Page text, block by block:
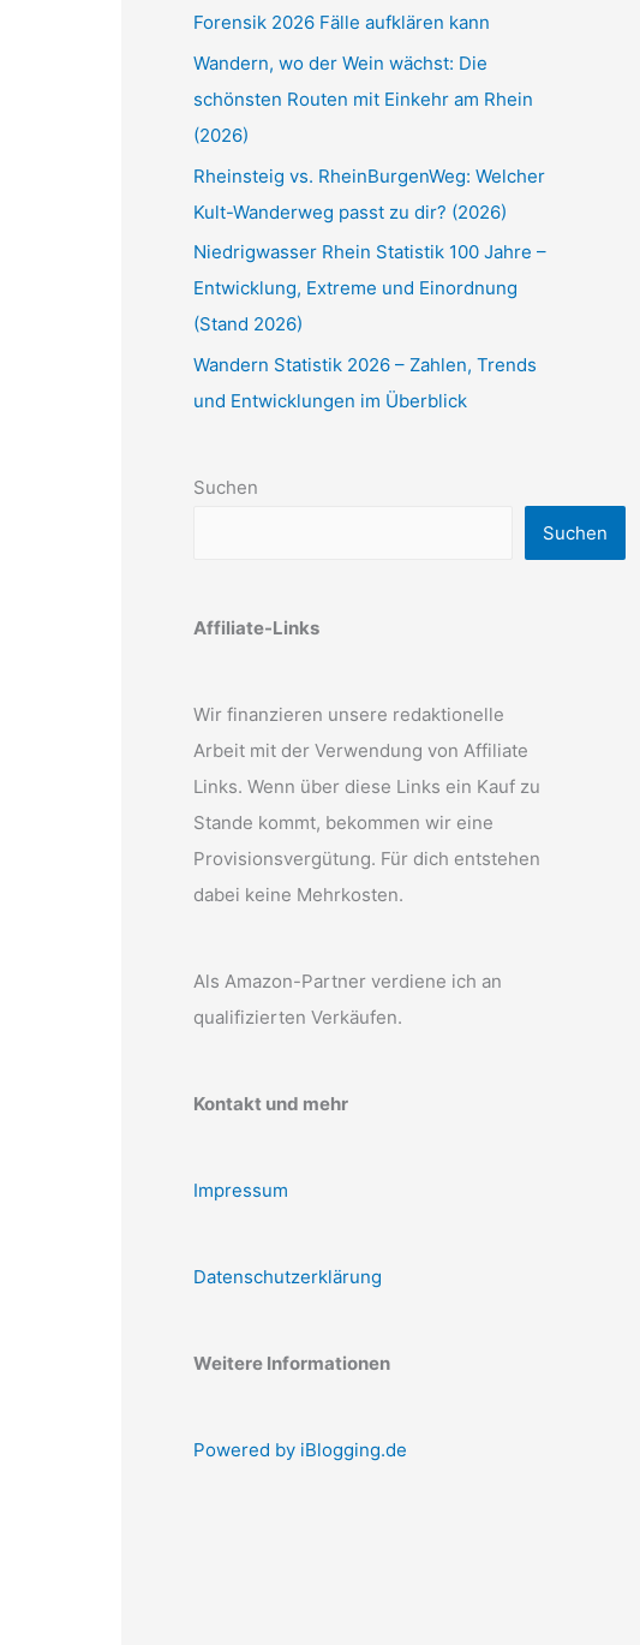
Forensik 2026 Fälle aufklären kann
Wandern, wo der Wein wächst: Die
schönsten Routen mit Einkehr am Rhein
(2026)
Rheinsteig vs. RheinBurgenWeg: Welcher
Kult-Wanderweg passt zu dir? (2026)
Niedrigwasser Rhein Statistik 100 Jahre –
Entwicklung, Extreme und Einordnung
(Stand 2026)
Wandern Statistik 2026 – Zahlen, Trends
und Entwicklungen im Überblick
Suchen
Suchen
Affiliate-Links
Wir finanzieren unsere redaktionelle
Arbeit mit der Verwendung von Affiliate
Links. Wenn über diese Links ein Kauf zu
Stande kommt, bekommen wir eine
Provisionsvergütung. Für dich entstehen
dabei keine Mehrkosten.
Als Amazon-Partner verdiene ich an
qualifizierten Verkäufen.
Kontakt und mehr
Impressum
Datenschutzerklärung
Weitere Informationen
Powered by iBlogging.de